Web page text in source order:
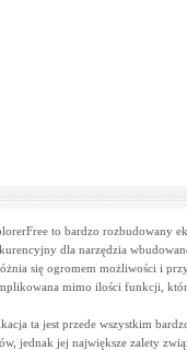
to bardzo rozbudowany
dla narzędzia
się ogromem możliwości i
mimo ilości funkcji,
ta jest przede wszystkim
jednak jej największe zalety